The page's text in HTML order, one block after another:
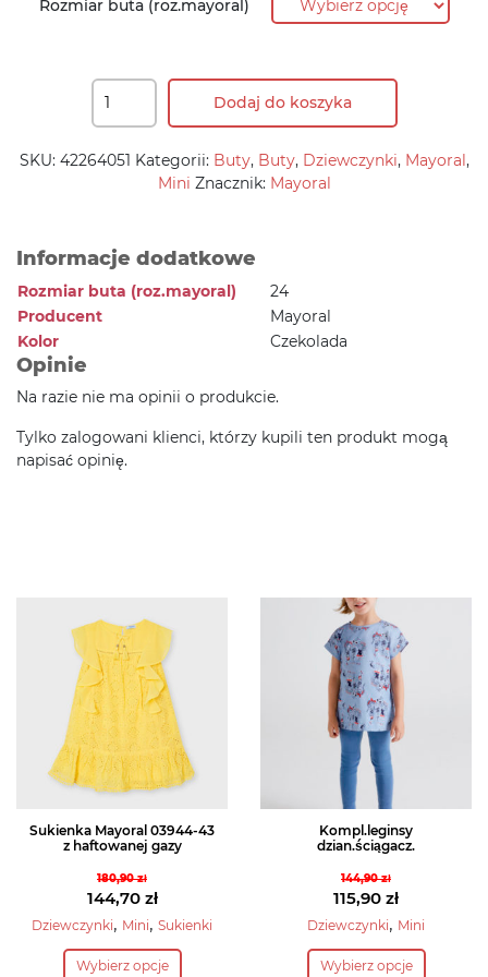
Rozmiar buta (roz.mayoral)
Dodaj do koszyka
SKU: 42264051 Kategorii: Buty, Buty, Dziewczynki, Mayoral,
Mini Znacznik: Mayoral
Informacje dodatkowe
Rozmiar buta (roz.mayoral)
24
Producent
Mayoral
Kolor
Czekolada
Opinie
Na razie nie ma opinii o produkcie.
Tylko zalogowani klienci, którzy kupili ten produkt mogą
napisać opinię.
Sukienka Mayoral 03944-43
z haftowanej gazy
180,90zł
Pierwotna
cena
wynosiła:
180,90 zł.
144,70 zł
Aktualna
cena
wynosi:
Dziewczynki, Mini, Sukienki
Wybierz opcje
Ten
Kompl.leginsy
dzian.ściągacz.
144,90zł
Pierwotna
cena
wynosiła:
144,90 zł.
115,90 zł
Aktualna
cena
wynosi:
Dziewczynki, Mini
Wybierz opcje
Ten